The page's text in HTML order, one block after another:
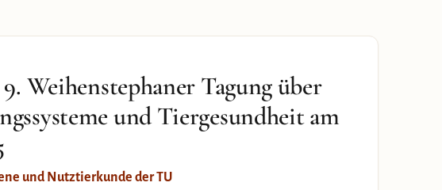
Weihenstephaner Tagung über
und Tiergesundheit am
und Nutztierkunde der TU